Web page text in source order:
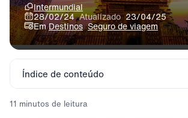
Intermundial
28/02/24Atualizado23/04/25
EmDestinos Seguro de viagem
Índice de conteúdo
11 minutos de leitura